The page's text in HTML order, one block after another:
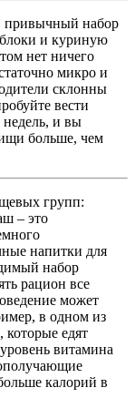
привычный набор
и куриную
нет ничего
микро и
склонны
вести
и вы
больше, чем
групп:
– это
напитки для
набор
рацион все
может
в одном из
которые едят
витамина
калорий в